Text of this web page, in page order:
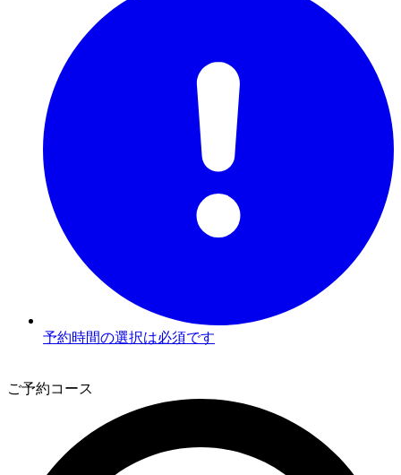
予約時間の選択は必須です
ご予約コース